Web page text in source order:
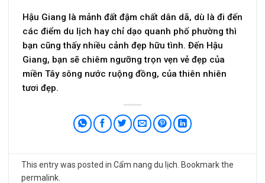
Hậu Giang là mảnh đất đậm chất dân dã, dù là đi đến
các điểm du lịch hay chỉ dạo quanh phố phường thì
bạn cũng thấy nhiều cảnh đẹp hữu tình. Đến Hậu
Giang, bạn sẽ chiêm ngưỡng trọn vẹn vẻ đẹp của
miền Tây sông nước ruộng đồng, của thiên nhiên
tươi đẹp.
This entry was posted in Cẩm nang du lịch. Bookmark the
permalink.